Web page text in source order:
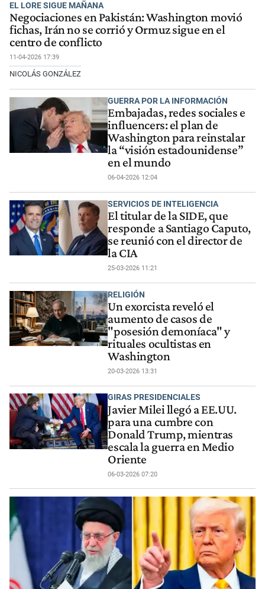
EL LORE SIGUE MAÑANA
Negociaciones en Pakistán: Washington movió
fichas, Irán no se corrió y Ormuz sigue en el
centro de conflicto
11-04-2026 17:39
NICOLÁS GONZÁLEZ
GUERRA POR LA INFORMACIÓN
Embajadas, redes sociales e
influencers: el plan de
Washington para reinstalar
la “visión estadounidense”
en el mundo
06-04-2026 12:04
SERVICIOS DE INTELIGENCIA
El titular de la SIDE, que
responde a Santiago Caputo,
se reunió con el director de
la CIA
25-03-2026 11:21
RELIGIÓN
Un exorcista reveló el
aumento de casos de
"posesión demoníaca" y
rituales ocultistas en
Washington
20-03-2026 13:31
GIRAS PRESIDENCIALES
Javier Milei llegó a EE.UU.
para una cumbre con
Donald Trump, mientras
escala la guerra en Medio
Oriente
06-03-2026 07:20